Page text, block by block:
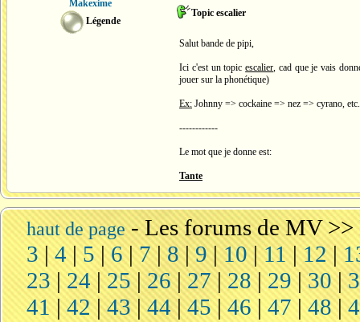
Makexime
Légende
Topic escalier
Salut bande de pipi,
Ici c'est un topicescalier, cad que je vais
jouer sur la phonétique)
Ex: Johnny => cockaine => nez => cyrano, etc.
------------
Le mot que je donne est:
Tante
haut de page-Les forums de MV>>
3 |4 |5|6 |7|8|9|10|11 |12|
23|24|25|26|27|28|29|30|
41|42|43|44|45|46 |47 |48|